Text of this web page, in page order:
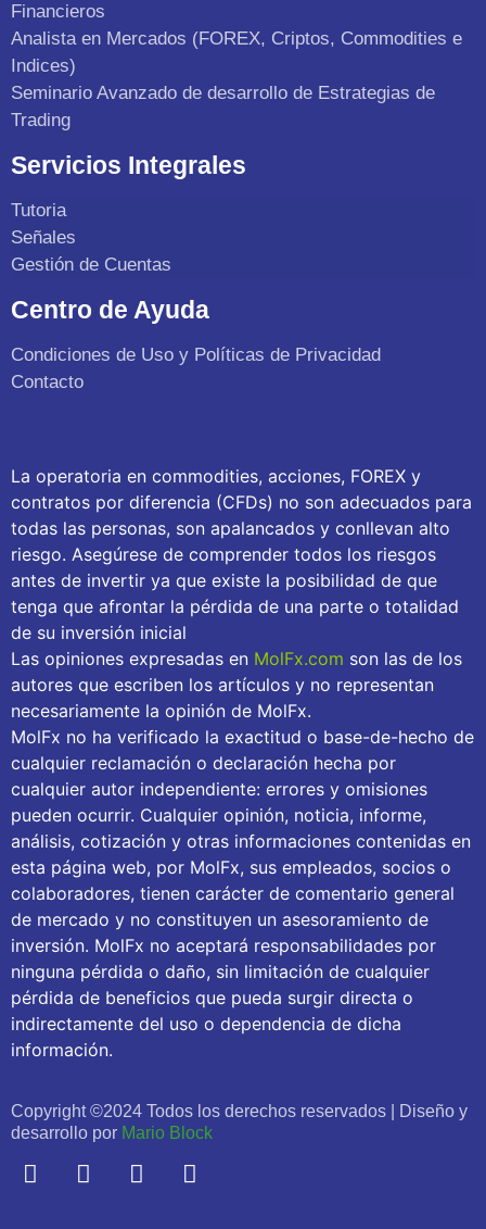
Financieros
Analista en Mercados (FOREX, Criptos, Commodities e
Indices)
Seminario Avanzado de desarrollo de Estrategias de
Trading
Servicios Integrales
Tutoria
Señales
Gestión de Cuentas
Centro de Ayuda
Condiciones de Uso y Políticas de Privacidad
Contacto
La operatoria en commodities, acciones, FOREX y
contratos por diferencia (CFDs) no son adecuados para
todas las personas, son apalancados y conllevan alto
riesgo. Asegúrese de comprender todos los riesgos
antes de invertir ya que existe la posibilidad de que
tenga que afrontar la pérdida de una parte o totalidad
de su inversión inicial
Las opiniones expresadas en MolFx.com son las de los
autores que escriben los artículos y no representan
necesariamente la opinión de MolFx.
MolFx no ha verificado la exactitud o base-de-hecho de
cualquier reclamación o declaración hecha por
cualquier autor independiente: errores y omisiones
pueden ocurrir. Cualquier opinión, noticia, informe,
análisis, cotización y otras informaciones contenidas en
esta página web, por MolFx, sus empleados, socios o
colaboradores, tienen carácter de comentario general
de mercado y no constituyen un asesoramiento de
inversión. MolFx no aceptará responsabilidades por
ninguna pérdida o daño, sin limitación de cualquier
pérdida de beneficios que pueda surgir directa o
indirectamente del uso o dependencia de dicha
información.
Copyright ©2024 Todos los derechos reservados | Diseño y
desarrollo por Mario Block